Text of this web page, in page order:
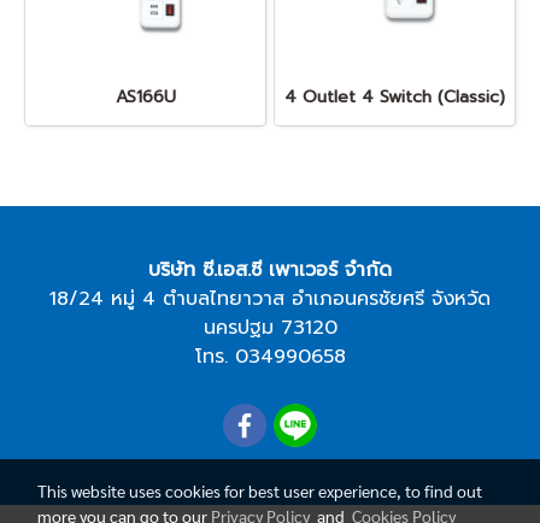
AS166U 4 Outlet 4 Switch (Classic)
บริษัท ซี.เอส.ซี เพาเวอร์ จำกัด
18/24 หมู่ 4 ตำบลไทยาวาส อำเภอนครชัยศรี จังหวัด
นครปฐม 73120
โทร. 034990658
This website uses cookies for best user experience, to find out
more you can go to our Privacy Policy and Cookies Policy